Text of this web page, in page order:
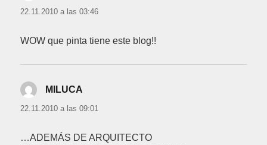
22.11.2010 a las 03:46
WOW que pinta tiene este blog!!
MILUCA
22.11.2010 a las 09:01
…ADEMÁS DE ARQUITECTO